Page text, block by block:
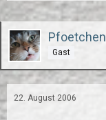
Pfoetchen
Gast
22. August 2006